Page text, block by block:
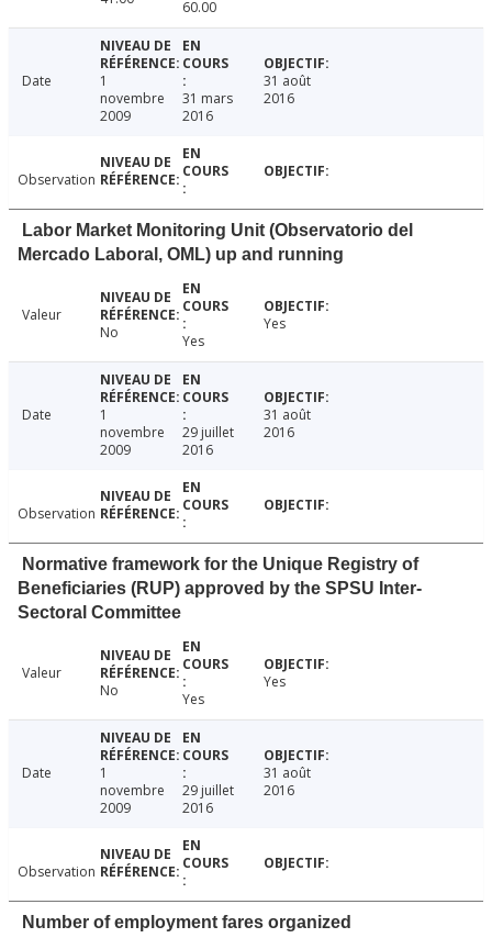
60.00
Date
1
novembre
2009
31 mars
2016
31 août
2016
Observation
Labor Market Monitoring Unit (Observatorio del
Mercado Laboral, OML) up and running
Valeur
No
Yes
Yes
Date
1
novembre
2009
29 juillet
2016
31 août
2016
Observation
Normative framework for the Unique Registry of
Beneficiaries (RUP) approved by the SPSU Inter-
Sectoral Committee
Valeur
No
Yes
Yes
Date
1
novembre
2009
29 juillet
2016
31 août
2016
Observation
Number of employment fares organized